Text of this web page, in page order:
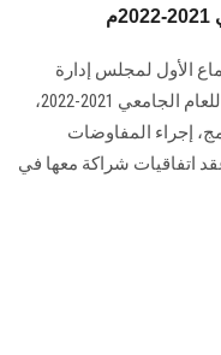
الأول لمجلس إدارة
البرامج الخاصة بنظام الساعات المعتمدة للعام الجامعي 2021-2022،
إجراء المفاوضات
عقد اتفاقيات شراكة معها في